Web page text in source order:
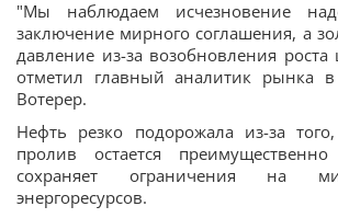
"Мы наблюдаем исчезновение
заключение мирного соглашения, а
давление из-за возобновления
отметил главный аналитик рынка
Вотерер.
Нефть резко подорожала из-за
пролив остается
сохраняет ограничения на
энергоресурсов.